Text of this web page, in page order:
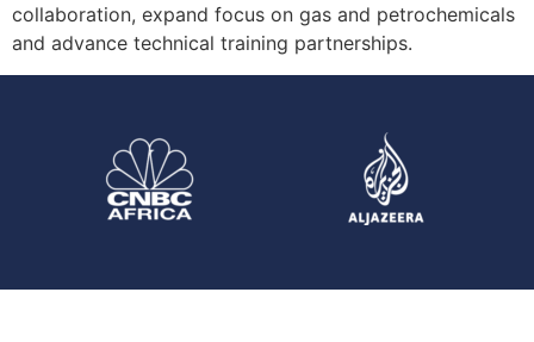
collaboration, expand focus on gas and petrochemicals
and advance technical training partnerships.